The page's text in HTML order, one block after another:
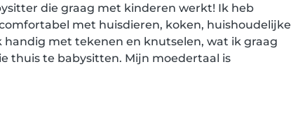
die graag met kinderen werkt! Ik heb
met huisdieren, koken, huishoudelijke
met tekenen en knutselen, wat ik graag
thuis te babysitten. Mijn moedertaal is